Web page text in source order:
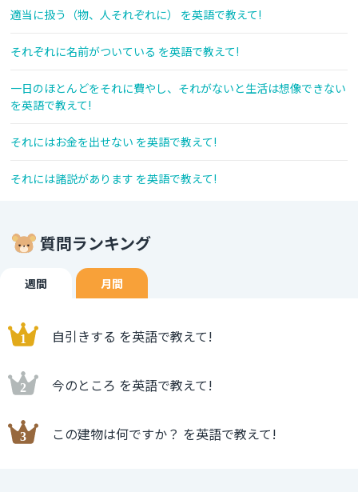
適当に扱う（物、人それぞれに） を英語で教えて!
それぞれに名前がついている を英語で教えて!
一日のほとんどをそれに費やし、それがないと生活は想像できない
を英語で教えて!
それにはお金を出せない を英語で教えて!
それには諸説があります を英語で教えて!
質問ランキング
週間 月間
自引きする を英語で教えて!
今のところ を英語で教えて!
この建物は何ですか？ を英語で教えて!